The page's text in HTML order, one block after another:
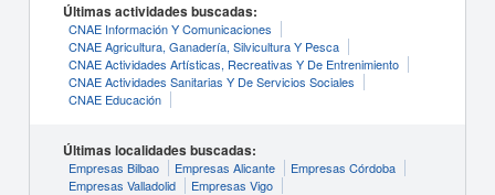
Últimas actividades buscadas:
CNAE Información Y Comunicaciones
CNAE Agricultura, Ganadería, Silvicultura Y Pesca
CNAE Actividades Artísticas, Recreativas Y De Entrenimiento
CNAE Actividades Sanitarias Y De Servicios Sociales
CNAE Educación
Últimas localidades buscadas:
Empresas Bilbao Empresas Alicante
Empresas Córdoba
Empresas Valladolid
Empresas Vigo